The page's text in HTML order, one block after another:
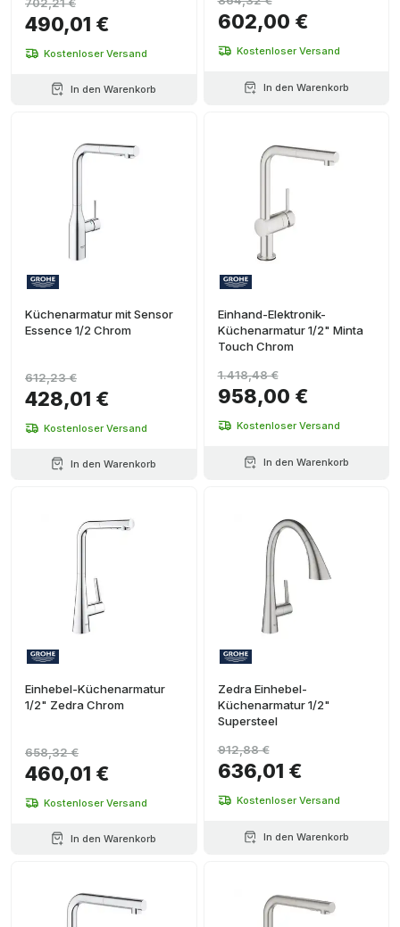
490,01 €
Kostenloser Versand
In den Warenkorb
602,00 €
Kostenloser Versand
In den Warenkorb
Küchenarmatur mit Sensor
Essence 1/2 Chrom
428,01 €
612,23 €
Kostenloser Versand
In den Warenkorb
Einhand-Elektronik-
Küchenarmatur 1/2" Minta
Touch Chrom
958,00 €
1.418,48 €
Kostenloser Versand
In den Warenkorb
Einhebel-Küchenarmatur
1/2" Zedra Chrom
460,01 €
658,32 €
Kostenloser Versand
In den Warenkorb
Zedra Einhebel-
Küchenarmatur 1/2"
Supersteel
636,01 €
912,88 €
Kostenloser Versand
In den Warenkorb